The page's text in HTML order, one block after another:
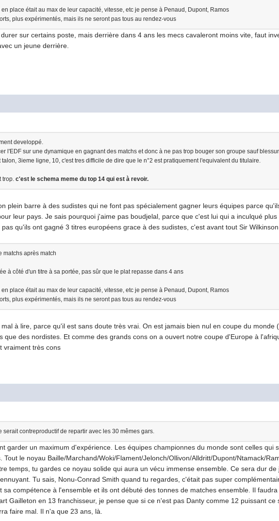
place était au max de leur capacité, vitesse, etc je pense à Penaud, Dupont, Ramos
plus expérimentés, mais ils ne seront pas tous au rendez-vous
sur certains poste, mais derrière dans 4 ans les mecs cavaleront moins vite, faut
un jeune derrière.
developpé.
l'EDF sur une dynamique en gagnant des matchs et donc à ne pas trop bouger son groupe sauf
talon, 3ieme ligne, 10, c'est tres difficile de dire que le n°2 est pratiquement l'equivalent du titulaire.
trop.c'est le schema meme du top 14 qui est à revoir.
plein barre à des sudistes qui ne font pas spécialement gagner leurs équipes parce
leur pays. Je sais pourquoi j'aime pas boudjelal, parce que c'est lui qui a inculqué
qu'ils ont gagné 3 titres européens grace à des sudistes, c'est avant tout Sir
matchs après match
à côté d'un titre à sa portée, pas sûr que le plat repasse dans 4 ans
place était au max de leur capacité, vitesse, etc je pense à Penaud, Dupont, Ramos
plus expérimentés, mais ils ne seront pas tous au rendez-vous
à lire, parce qu'il est sans doute très vrai. On est jamais bien nul en coupe du monde
que des nordistes. Et comme des grands cons on a ouvert notre coupe d'Europe à
vraiment très cons
serait contreproductif de repartir avec les 30 mêmes gars.
garder un maximum d'expérience. Les équipes championnes du monde sont celles qui
Tout le noyau Baille/Marchand/Woki/Flament/Jelonch/Ollivon/Alldritt/Dupont/Ntamack/
temps, tu gardes ce noyau solide qui aura un vécu immense ensemble. Ce sera dur
Tu sais, Nonu-Conrad Smith quand tu regardes, c'était pas super
sa compétence à l'ensemble et ils ont débuté des tonnes de matches ensemble. Il
Gailleton en 13 franchisseur, je pense que si ce n'est pas Danty comme 12 puissant ce
faire mal. Il n'a que 23 ans, là.